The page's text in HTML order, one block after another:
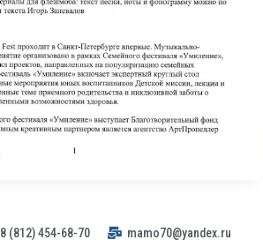
8 (812) 454-68-70 mamo70@yandex.ru